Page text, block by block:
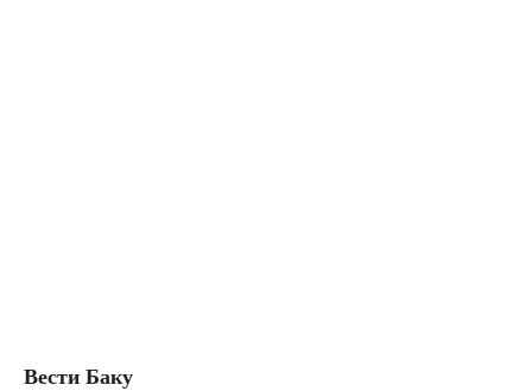
Вести Баку